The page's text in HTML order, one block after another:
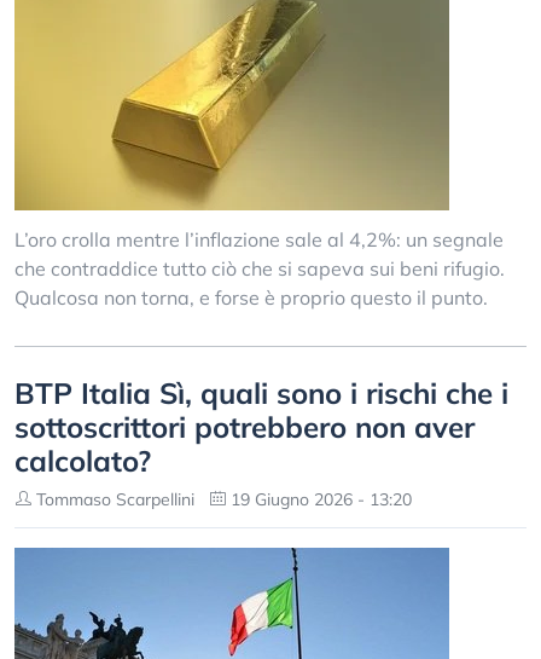
L’oro crolla mentre l’inflazione sale al 4,2%: un segnale
che contraddice tutto ciò che si sapeva sui beni rifugio.
Qualcosa non torna, e forse è proprio questo il punto.
BTP Italia Sì, quali sono i rischi che i
sottoscrittori potrebbero non aver
calcolato?
Tommaso Scarpellini 19 Giugno 2026 - 13:20